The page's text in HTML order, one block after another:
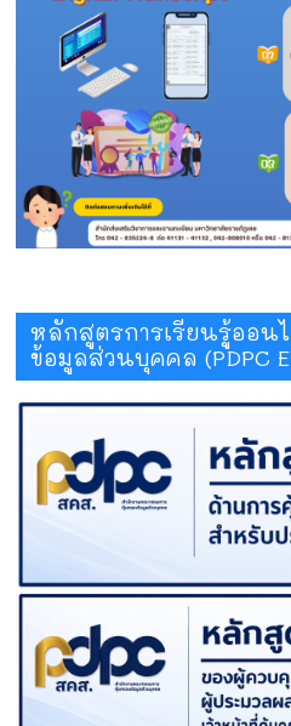
หลักสูตรการเรียนรู้ออน
ข้อมูลส่วนบุคคล (PDPC